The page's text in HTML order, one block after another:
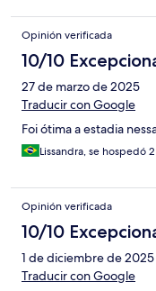
Opinión verificada
10/10
27 de marzo de 2025
Traducir con Google
Foi ótima a estadia
Lissandra, se hospedó
Opinión verificada
10/10
1 de diciembre de 2025
Traducir con Google